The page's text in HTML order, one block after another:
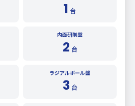
1 台
内面研削盤
2 台
ラジアルボール盤
3台